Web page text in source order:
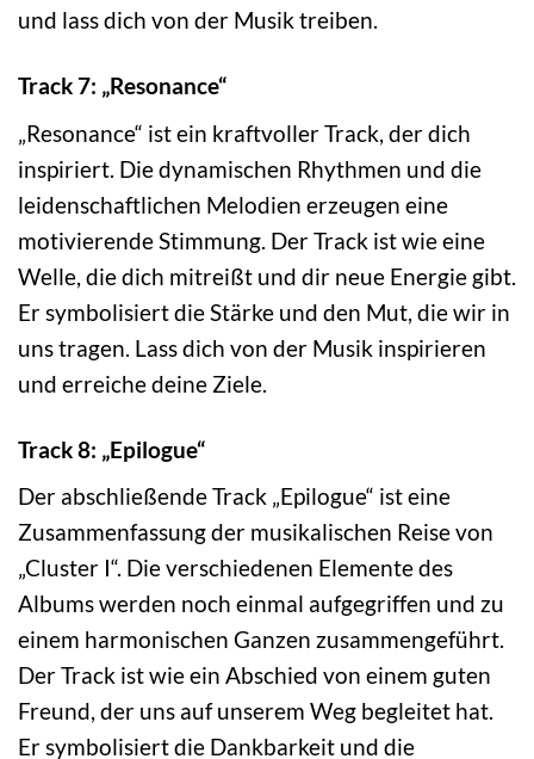
und lass dich von der Musik treiben.
Track 7: „Resonance“
„Resonance“ ist ein kraftvoller Track, der dich
inspiriert. Die dynamischen Rhythmen und die
leidenschaftlichen Melodien erzeugen eine
motivierende Stimmung. Der Track ist wie eine
Welle, die dich mitreißt und dir neue Energie gibt.
Er symbolisiert die Stärke und den Mut, die wir in
uns tragen. Lass dich von der Musik inspirieren
und erreiche deine Ziele.
Track 8: „Epilogue“
Der abschließende Track „Epilogue“ ist eine
Zusammenfassung der musikalischen Reise von
„Cluster I“. Die verschiedenen Elemente des
Albums werden noch einmal aufgegriffen und zu
einem harmonischen Ganzen zusammengeführt.
Der Track ist wie ein Abschied von einem guten
Freund, der uns auf unserem Weg begleitet hat.
Er symbolisiert die Dankbarkeit und die